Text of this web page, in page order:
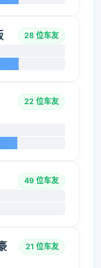
28 位车友
22 位车友
49 位车友
21 位车友